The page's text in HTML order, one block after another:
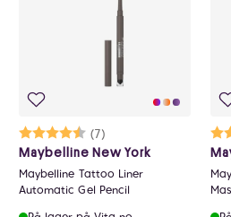
Karakter:
(7)
4.7 av 5 mulige
Maybelline New York
Maybelline Tattoo Liner
Automatic Gel Pencil